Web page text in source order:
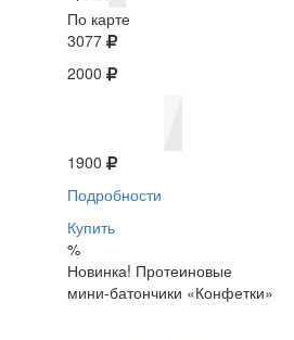
По карте
3077
2000
1900
Подробности
Купить
%
Новинка! Протеиновые
мини-батончики «Конфетки»